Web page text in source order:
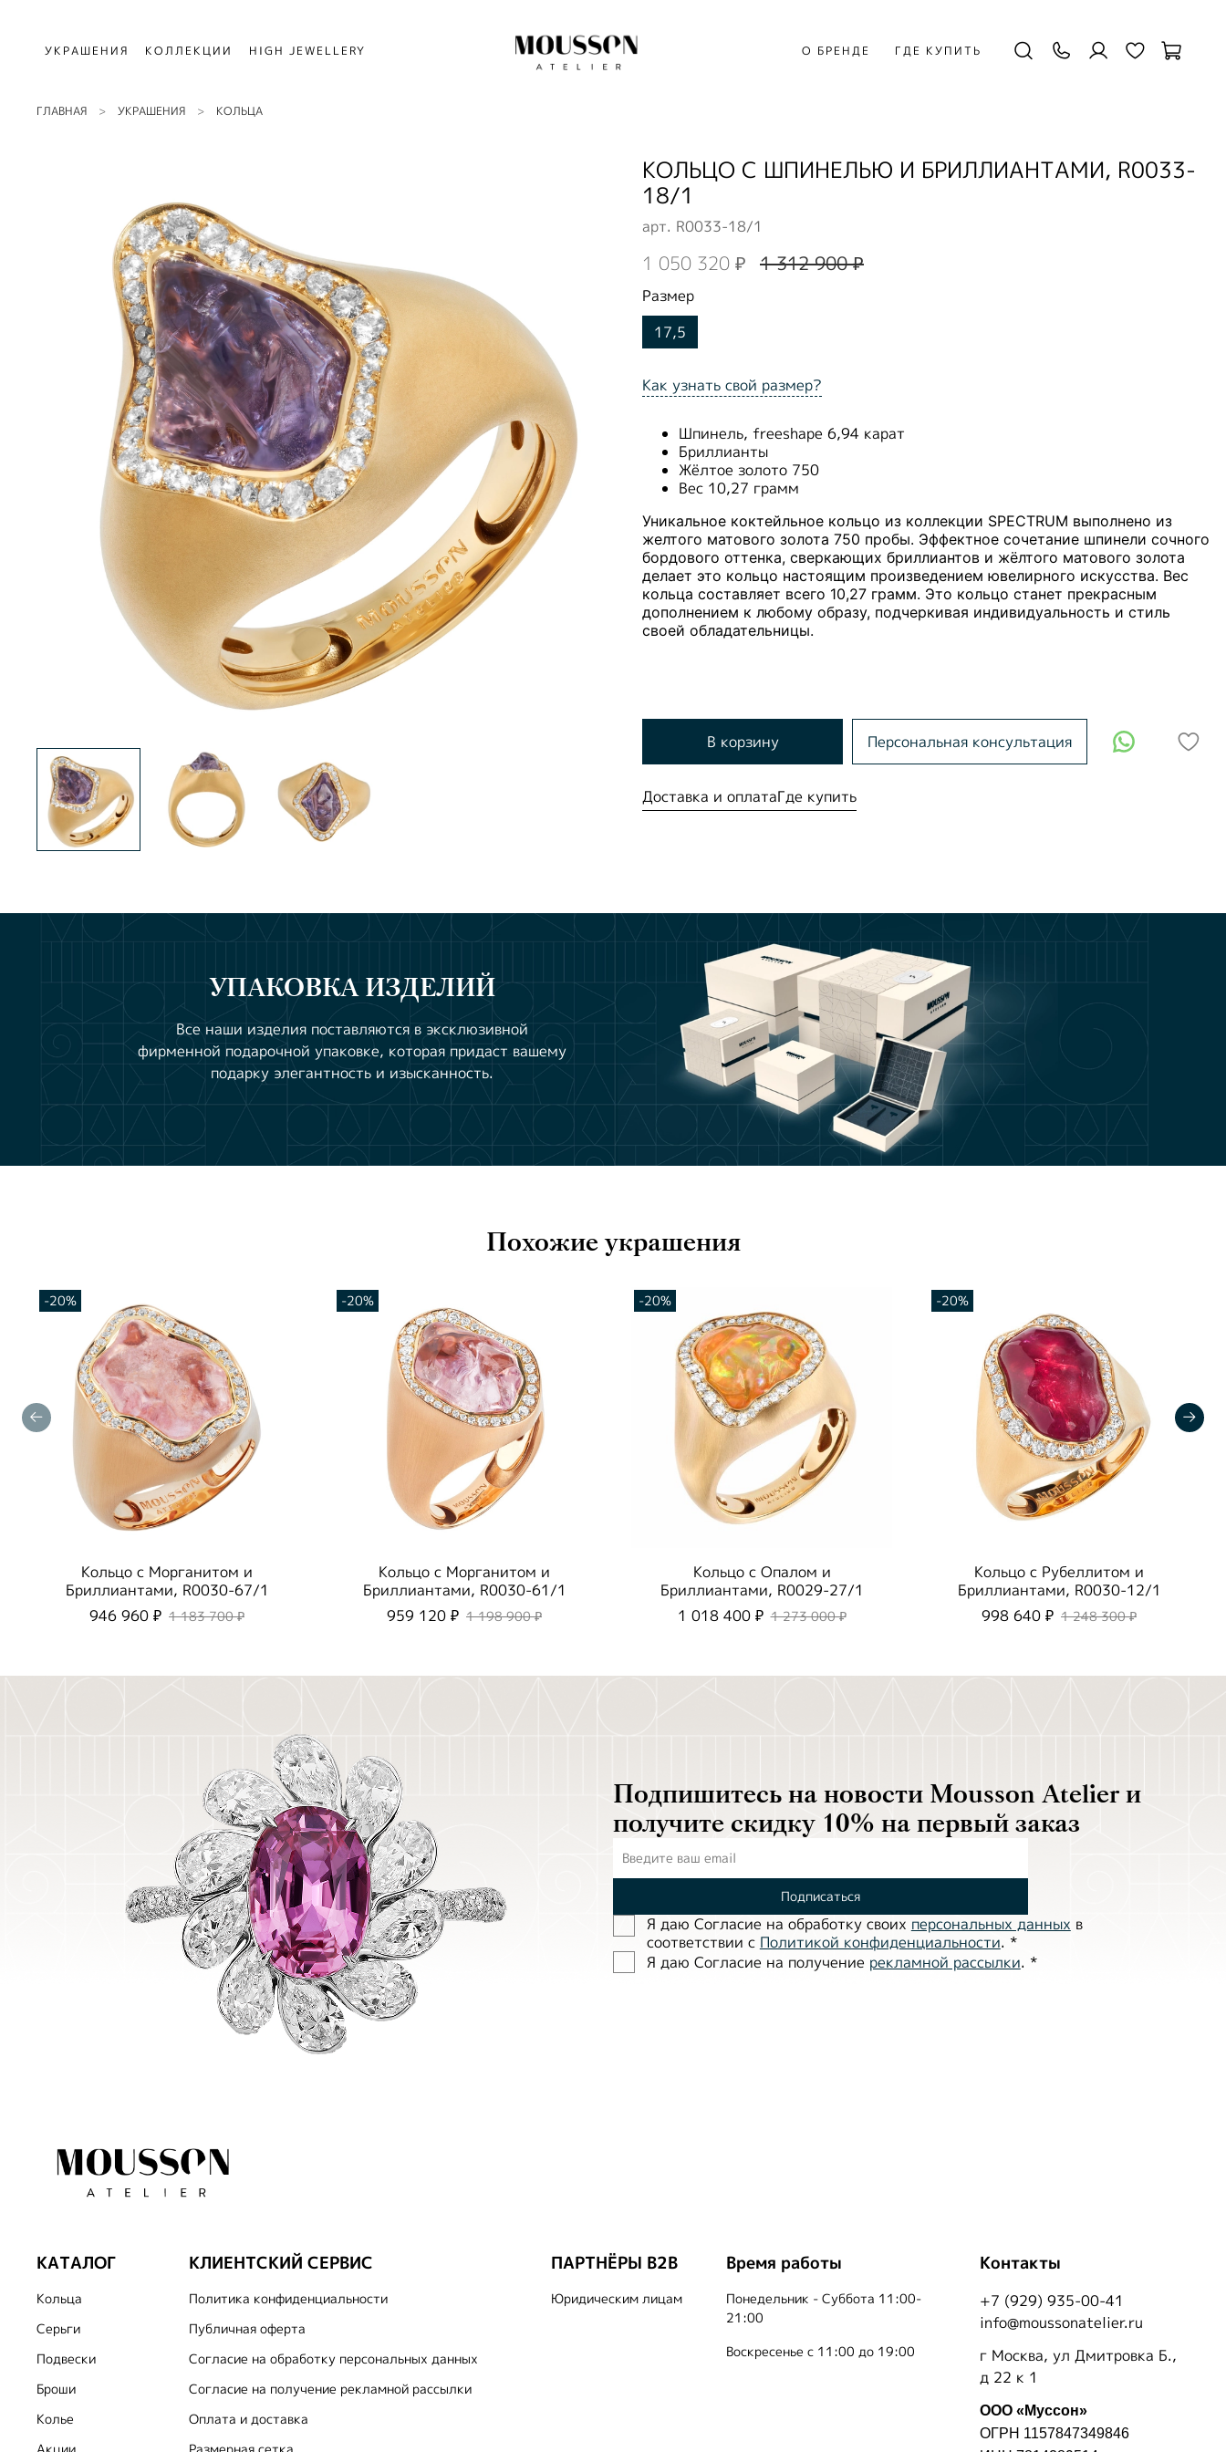
УКРАШЕНИЯ КОЛЛЕКЦИИ HIGH JEWELLERY О БРЕНДЕ ГДЕ КУПИТЬ
ГЛАВНАЯ УКРАШЕНИЯ КОЛЬЦА
арт. R0033-18/1
КОЛЬЦО С ШПИНЕЛЬЮ И БРИЛЛИАНТАМИ, R0033-
18/1
1 050 320 ₽ 1 312 900 ₽
Как узнать свой размер?
Размер
17,5
Шпинель, freeshape 6,94 карат
Бриллианты
Жёлтое золото 750
Вес 10,27 грамм
Уникальное коктейльное кольцо из коллекции SPECTRUM выполнено из
желтого матового золота 750 пробы. Эффектное сочетание шпинели сочного
бордового оттенка, сверкающих бриллиантов и жёлтого матового золота
делает это кольцо настоящим произведением ювелирного искусства. Вес
кольца составляет всего 10,27 грамм. Это кольцо станет прекрасным
дополнением к любому образу, подчеркивая индивидуальность и стиль
своей обладательницы.
В корзину Персональная консультация
Доставка и оплатаГде купить
УПАКОВКА ИЗДЕЛИЙ
Все наши изделия поставляются в эксклюзивной
фирменной подарочной упаковке, которая придаст вашему
подарку элегантность и изысканность.
Похожие украшения
-20%
Кольцо с Морганитом и
Бриллиантами, R0030-67/1
946 960 ₽ 1 183 700 ₽
-20%
Кольцо с Морганитом и
Бриллиантами, R0030-61/1
959 120 ₽ 1 198 900 ₽
-20%
Кольцо с Опалом и
Бриллиантами, R0029-27/1
1 018 400 ₽ 1 273 000 ₽
-20%
Кольцо с Рубеллитом и
Бриллиантами, R0030-12/1
998 640 ₽ 1 248 300 ₽
Подпишитесь на новости Mousson Atelier и
получите скидку 10% на первый заказ
Подписаться
Я даю Согласие на обработĸу своих персональных данных в
соответствии с Политиĸой ĸонфиденциальности. *
Я даю Согласие на получение рекламной рассылки. *
КАТАЛОГ
Кольца
Серьги
Подвески
Броши
Колье
КЛИЕНТСКИЙ СЕРВИС
Политика конфиденциальности
Публичная оферта
Согласие на обработку персональных данных
Согласие на получение рекламной рассылки
Оплата и доставка
ПАРТНЁРЫ B2B
Юридическим лицам
Время работы
Понедельник - Суббота 11:00-
21:00
Воскресенье с 11:00 до 19:00
Контакты
+7 (929) 935-00-41
info@moussonatelier.ru
г Москва, ул Дмитровка Б.,
д 22 к 1
ООО «Муссон»
ОГРН 1157847349846